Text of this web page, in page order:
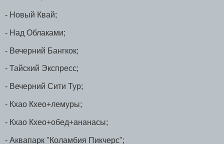
- Новый Квай;
- Над Облаками;
- Вечерний Бангкок;
- Тайский Экспресс;
- Вечерний Сити Тур;
- Кхао Кхео+лемуры;
- Кхао Кхео+обед+ананасы;
- Аквапарк "Коламбия Пикчерс";